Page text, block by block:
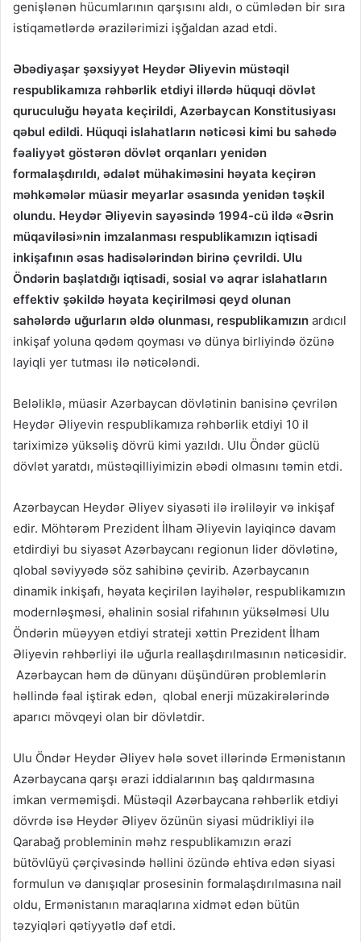
genişlənən hücumlarının qarşısını aldı, o cümlədən bir sıra
istiqamətlərdə ərazilərimizi işğaldan azad etdi.
Əbədiyaşar şəxsiyyət Heydər Əliyevin müstəqil
respublikamıza rəhbərlik etdiyi illərdə hüquqi dövlət
quruculuğu həyata keçirildi, Azərbaycan Konstitusiyası
qəbul edildi. Hüquqi islahatların nəticəsi kimi bu sahədə
fəaliyyət göstərən dövlət orqanları yenidən
formalaşdırıldı, ədalət mühakiməsini həyata keçirən
məhkəmələr müasir meyarlar əsasında yenidən təşkil
olundu. Heydər Əliyevin sayəsində 1994-cü ildə «Əsrin
müqaviləsi»nin imzalanması respublikamızın iqtisadi
inkişafının əsas hadisələrindən birinə çevrildi. Ulu
Öndərin başlatdığı iqtisadi, sosial və aqrar islahatların
effektiv şəkildə həyata keçirilməsi qeyd olunan
sahələrdə uğurların əldə olunması, respublikamızın ardıcıl
inkişaf yoluna qədəm qoyması və dünya birliyində özünə
layiqli yer tutması ilə nəticələndi.
Beləliklə, müasir Azərbaycan dövlətinin banisinə çevrilən
Heydər Əliyevin respublikamıza rəhbərlik etdiyi 10 il
tariximizə yüksəliş dövrü kimi yazıldı. Ulu Öndər güclü
dövlət yaratdı, müstəqilliyimizin əbədi olmasını təmin etdi.
Azərbaycan Heydər Əliyev siyasəti ilə irəliləyir və inkişaf
edir. Möhtərəm Prezident İlham Əliyevin layiqincə davam
etdirdiyi bu siyasət Azərbaycanı regionun lider dövlətinə,
qlobal səviyyədə söz sahibinə çevirib. Azərbaycanın
dinamik inkişafı, həyata keçirilən layihələr, respublikamızın
modernləşməsi, əhalinin sosial rifahının yüksəlməsi Ulu
Öndərin müəyyən etdiyi strateji xəttin Prezident İlham
Əliyevin rəhbərliyi ilə uğurla reallaşdırılmasının nəticəsidir.
Azərbaycan həm də dünyanı düşündürən problemlərin
həllində fəal iştirak edən, qlobal enerji müzakirələrində
aparıcı mövqeyi olan bir dövlətdir.
Ulu Öndər Heydər Əliyev hələ sovet illərində Ermənistanın
Azərbaycana qarşı ərazi iddialarının baş qaldırmasına
imkan verməmişdi. Müstəqil Azərbaycana rəhbərlik etdiyi
dövrdə isə Heydər Əliyev özünün siyasi müdrikliyi ilə
Qarabağ probleminin məhz respublikamızın ərazi
bütövlüyü çərçivəsində həllini özündə ehtiva edən siyasi
formulun və danışıqlar prosesinin formalaşdırılmasına nail
oldu, Ermənistanın maraqlarına xidmət edən bütün
təzyiqləri qətiyyətlə dəf etdi.